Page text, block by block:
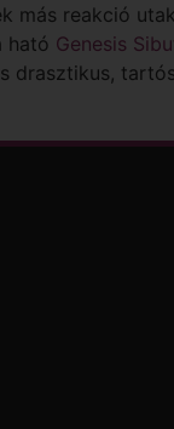
reakció
ható Genesis